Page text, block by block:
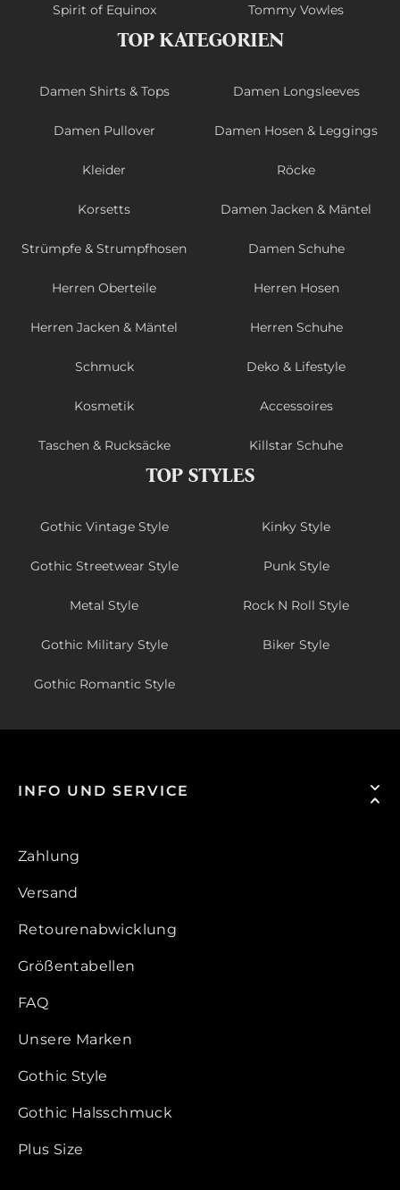
Spirit of Equinox Tommy Vowles
TOP KATEGORIEN
Damen Shirts & Tops Damen Longsleeves
Damen Pullover Damen Hosen & Leggings
Kleider Röcke
Korsetts Damen Jacken & Mäntel
Strümpfe & Strumpfhosen Damen Schuhe
Herren Oberteile Herren Hosen
Herren Jacken & Mäntel Herren Schuhe
Schmuck Deko & Lifestyle
Kosmetik Accessoires
Taschen & Rucksäcke Killstar Schuhe
TOP STYLES
Gothic Vintage Style Kinky Style
Gothic Streetwear Style Punk Style
Metal Style Rock N Roll Style
Gothic Military Style Biker Style
Gothic Romantic Style
INFO UND SERVICE
Zahlung
Versand
Retourenabwicklung
Größentabellen
FAQ
Unsere Marken
Gothic Style
Gothic Halsschmuck
Plus Size